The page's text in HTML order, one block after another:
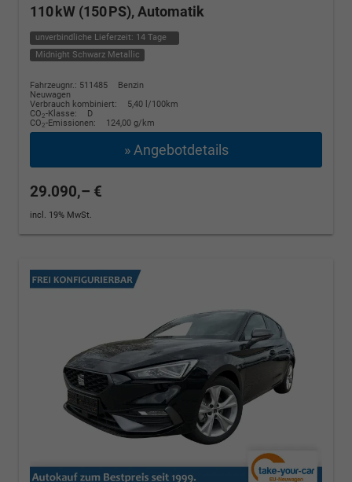
110 kW (150 PS), Automatik
unverbindliche Lieferzeit: 14 Tage
Midnight Schwarz Metallic
Fahrzeugnr.: 511485
Benzin
Neuwagen
Verbrauch kombiniert:
5,40 l/100km
CO2-Klasse:
D
CO2-Emissionen: 124,00 g/km
» Angebotdetails
29.090,– €
incl. 19% MwSt.